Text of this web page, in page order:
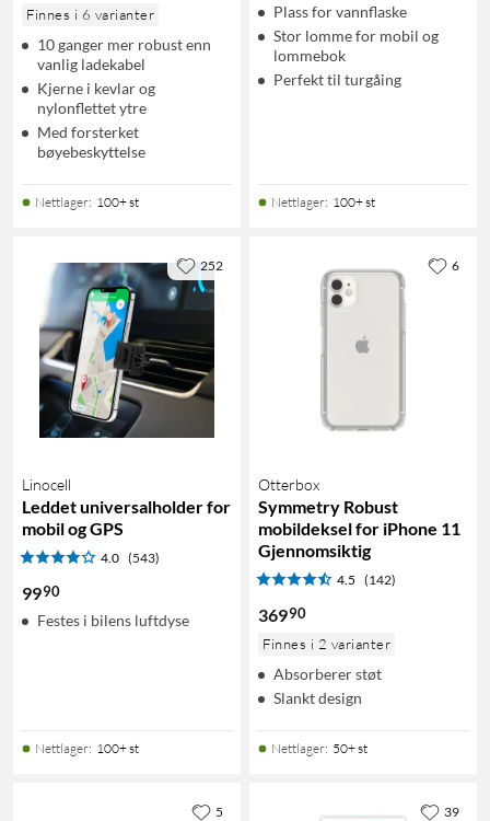
Finnes i 6 varianter
10 ganger mer robust enn
vanlig ladekabel
Kjerne i kevlar og
nylonflettet ytre
Med forsterket
bøyebeskyttelse
Nettlager: 100+ st
Plass for vannflaske
Stor lomme for mobil og
lommebok
Perfekt til turgåing
Nettlager: 100+ st
Linocell
Leddet universalholder for
mobil og GPS
4.0 (543)
9990
Festes i bilens luftdyse
Nettlager: 100+ st
252
Otterbox
Symmetry Robust
mobildeksel for iPhone 11
Gjennomsiktig
4.5 (142)
36990
Finnes i 2 varianter
Absorberer støt
Slankt design
Nettlager: 50+ st
6
5 39